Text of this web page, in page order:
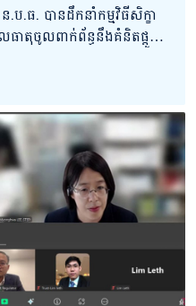
ប.ធ. បានដឹកនាំកម្មវិធីសិក្ខា
ធាតុចូលពាក់ព័ន្ធនឹងគំនិតផ្តួច
កម្ពុជា”